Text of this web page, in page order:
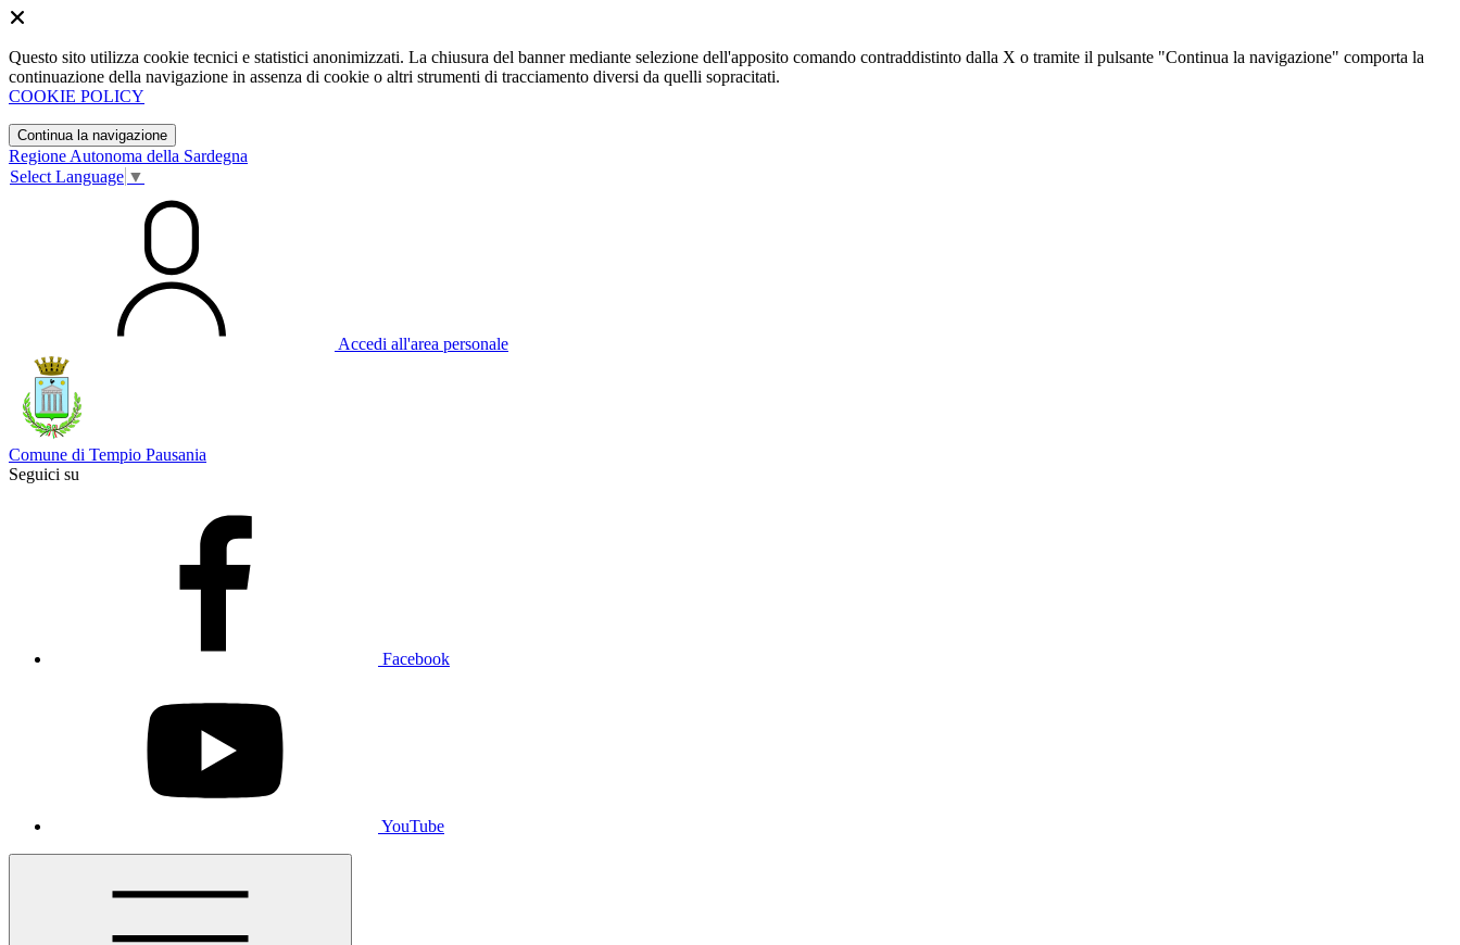
Questo sito utilizza cookie tecnici e statistici anonimizzati. La chiusura del banner mediante selezione dell'apposito comando contraddistinto dalla X o tramite il pulsante "Continua la navigazione" comporta la
continuazione della navigazione in assenza di cookie o altri strumenti di tracciamento diversi da quelli sopracitati.
COOKIE POLICY
Continua la navigazione
Regione Autonoma della Sardegna
Select Language ▼
Accedi all'area personale
Comune di Tempio Pausania
Seguici su
Facebook
YouTube